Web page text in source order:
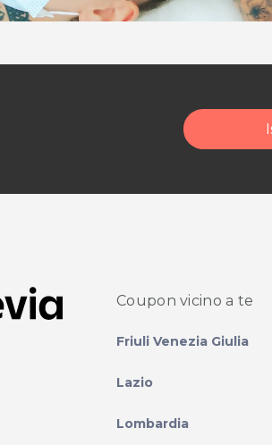
Coupon vicino a te
Friuli Venezia Giulia
Lazio
Lombardia